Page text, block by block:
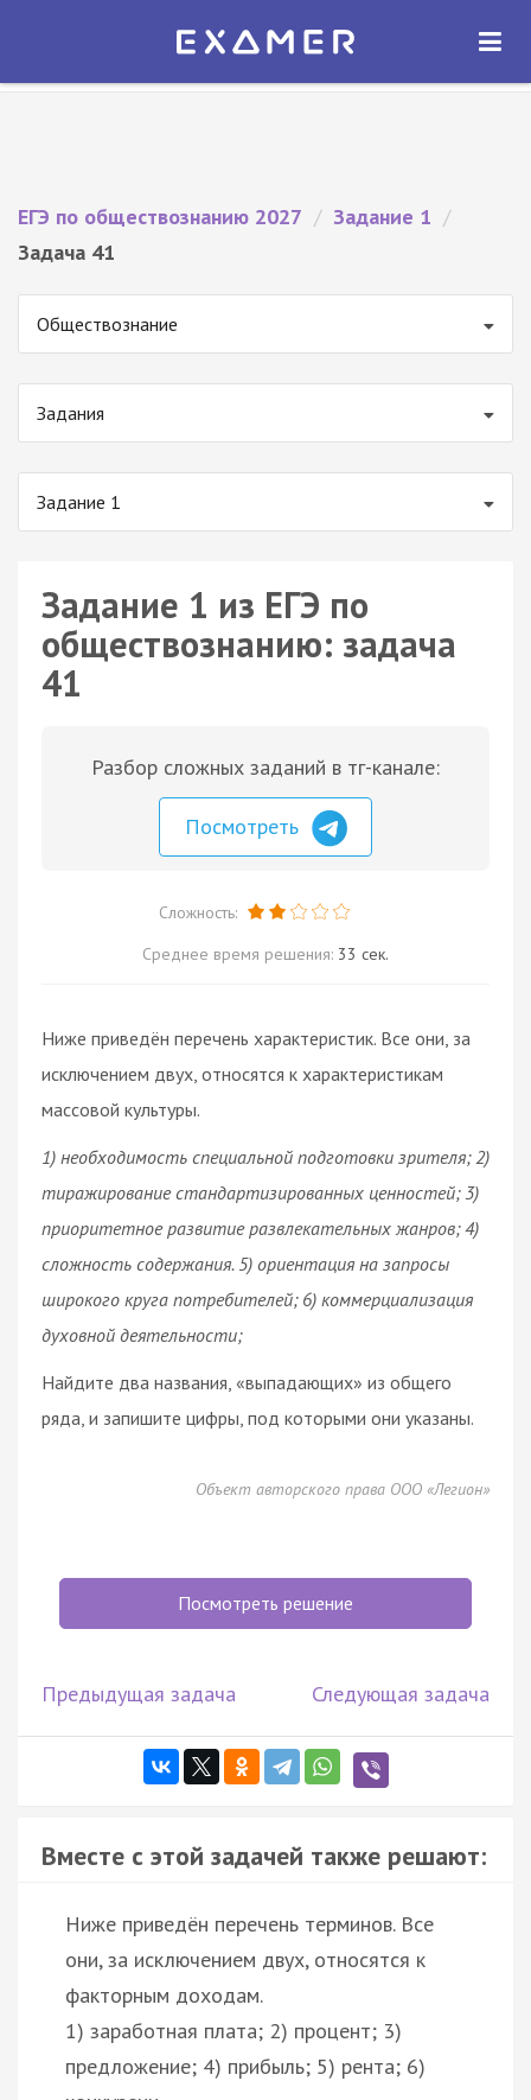
Экзамер — ЕГЭ 2027
ОТКРЫТЬ
ЕГЭ по обществознанию 2027 / Задание 1 /
Задача 41
Обществознание
Задания
Задание 1
Задание 1 из ЕГЭ по
обществознанию: задача
41
Разбор сложных заданий в тг-канале:
Посмотреть
Сложность:
Среднее время решения: 33 сек.
Ниже приведён перечень характеристик. Все они, за
исключением двух, относятся к характеристикам
массовой культуры.
1) необходимость специальной подготовки зрителя; 2)
тиражирование стандартизированных ценностей; 3)
приоритетное развитие развлекательных жанров; 4)
сложность содержания. 5) ориентация на запросы
широкого круга потребителей; 6) коммерциализация
духовной деятельности;
Найдите два названия, «выпадающих» из общего
ряда, и запишите цифры, под которыми они указаны.
Объект авторского права ООО «Легион»
Посмотреть решение
Предыдущая задача Следующая задача
Вместе с этой задачей также решают:
Ниже приведён перечень терминов. Все
они, за исключением двух, относятся к
факторным доходам.
1) заработная плата; 2) процент; 3)
предложение; 4) прибыль; 5) рента; 6)